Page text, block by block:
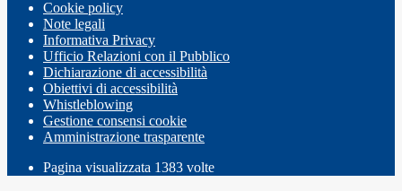
Cookie policy
Note legali
Informativa Privacy
Ufficio Relazioni con il Pubblico
Dichiarazione di accessibilità
Obiettivi di accessibilità
Whistleblowing
Gestione consensi cookie
Amministrazione trasparente
Pagina visualizzata 1383 volte